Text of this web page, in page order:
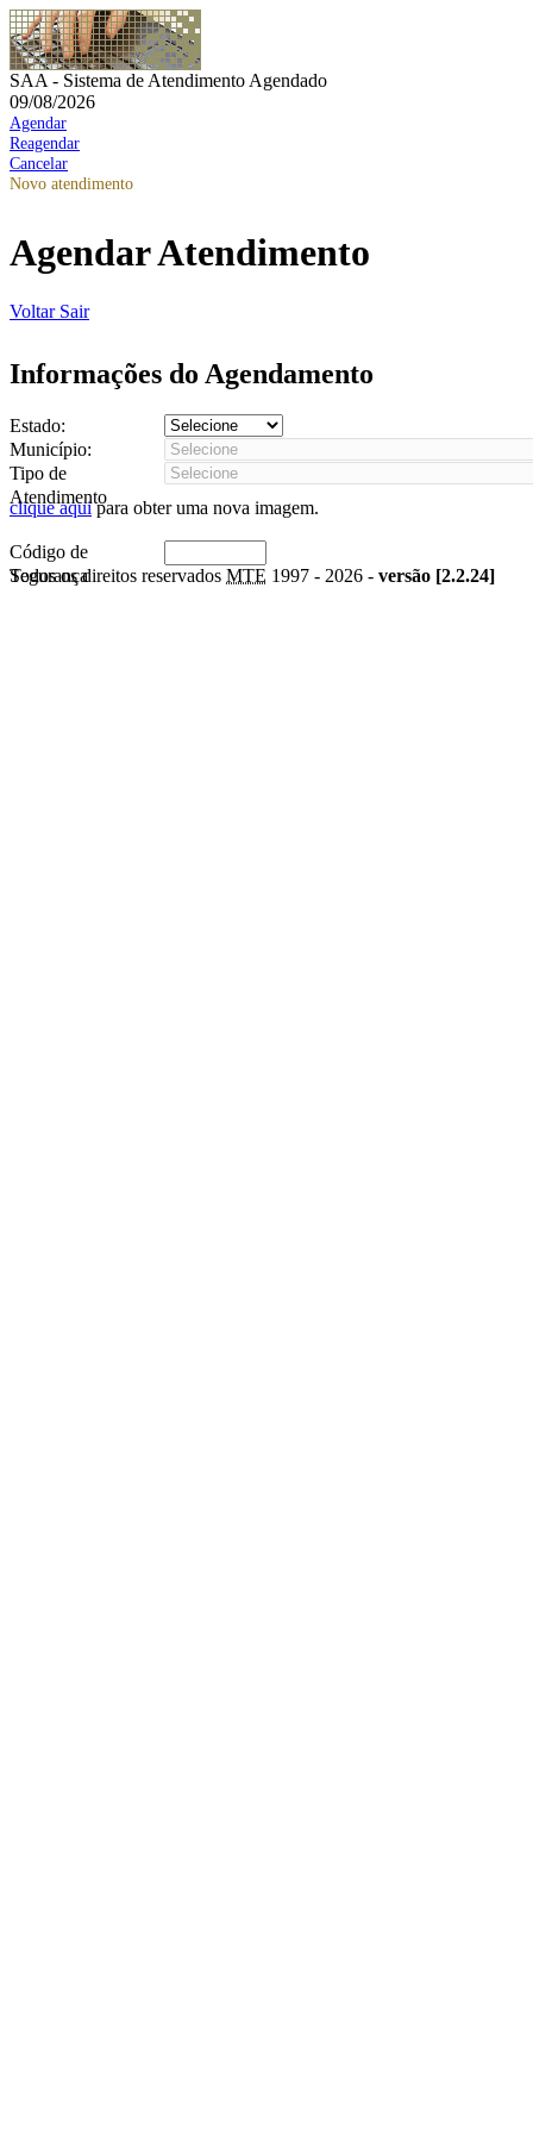
SAA - Sistema de Atendimento Agendado
09/08/2026
Agendar
Reagendar
Cancelar
Novo atendimento
Agendar Atendimento
Voltar Sair
Informações do Agendamento
Estado:
Município:
Tipo de
Atendimento
clique aquipara obter uma nova imagem.
Código de
Segurança
Todos os direitos reservados MTE 1997 - 2026 - versão [2.2.24]